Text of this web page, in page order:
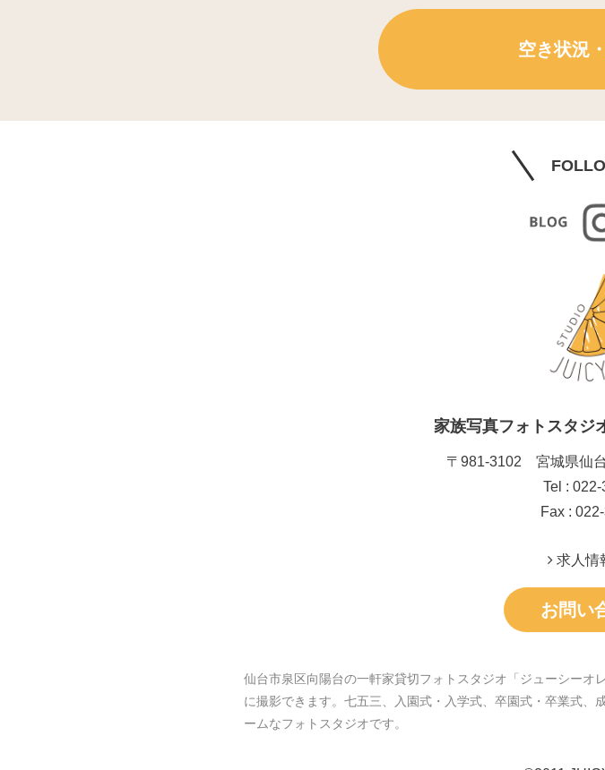
空き状況
家族写真フォトスタジ
〒981-3102 宮城県仙
Tel :
Fax :
求人情
お問い
仙台市泉区向陽台の一軒家貸切フォトスタジオ「ジューシー
に撮影できます。七五三、入園式・入学式、卒園式・卒業式
ームなフォトスタジオです。